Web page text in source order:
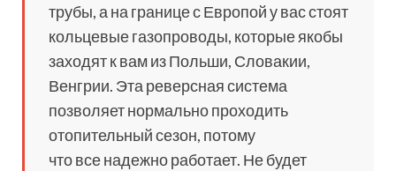
трубы, а на границе с Европой у вас стоят
кольцевые газопроводы, которые якобы
заходят к вам из Польши, Словакии,
Венгрии. Эта реверсная система
позволяет нормально проходить
отопительный сезон, потому
что все надежно работает. Не будет